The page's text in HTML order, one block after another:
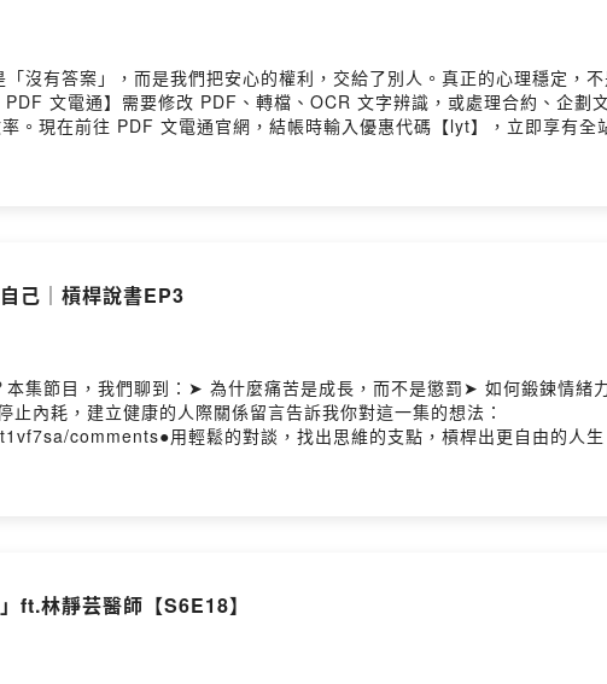
沒有答案」，而是我們把安心的權利，交給了別人。真正的心理穩定，
文電通】需要修改 PDF、轉檔、OCR 文字辨識，或處理合約、企劃
。現在前往 PDF 文電通官網，結帳時輸入優惠代碼【lyt】，立即享有全
comments●用輕鬆的對談，找出思維的支點，
KKBOX━━━━━━━━━━━━● 思維槓桿 Instagram @lyt_podcast◯
主持人｜米克、Michael🎚️ 錄音｜思維槓
己｜槓桿說書EP3
集節目，我們聊到：➤ 為什麼痛苦是成長，而不是懲罰➤ 如何鍛鍊情緒
內耗，建立健康的人際關係留言告訴我你對這一集的想法：
comments●用輕鬆的對談，找出思維的支點，槓桿出更自
了！來吧，讓我們一起用輕鬆的對談，找出思維的支點，槓桿出更自由的
ft.林靜芸醫師【S6E18】